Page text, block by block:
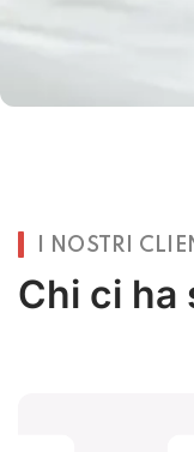
I NOSTRI
Chi ci ha